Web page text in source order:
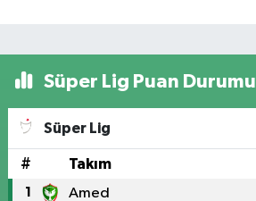
Süper Lig Puan Durumu
Süper Lig
# Takım
1 Amed